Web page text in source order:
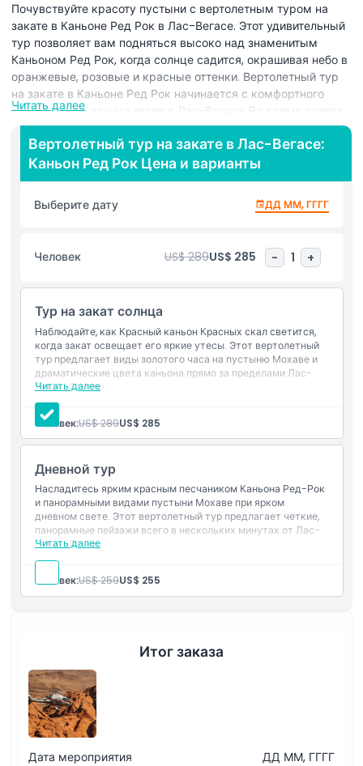
Почувствуйте красоту пустыни с вертолетным туром на
закате в Каньоне Ред Рок в Лас-Вегасе. Этот удивительный
тур позволяет вам подняться высоко над знаменитым
Каньоном Ред Рок, когда солнце садится, окрашивая небо в
оранжевые, розовые и красные оттенки. Вертолетный тур
на закате в Каньоне Ред Рок начинается с комфортного
трансфера из вашего отеля в Лас-Вегасе. Во время полета
над потрясающим Каньоном Ред Рок вы увидите
захватывающие виды пустынного пейзажа, разноцветных
скал и гор, сияющих в закатном свете. Этот вертолетный
рейс идеально подходит для пар, семей и тех, кто хочет
отдохнуть от суеты Лас-Вегас Стрип. Вертолетный тур на
закате в Каньоне Ред Рок дает уникальную возможность
сделать потрясающие фотографии с неба. Это
расслабляющий и незабываемый способ насладиться
сделайте ваше посещение особенно запоминающимся с
этим единственным в жизни полетом на закате.
Основные моменты
Включено
Политика в отношении детей и взрослых
Исключения
Политика отмены
Читать далее
Вертолетный тур на закате в Лас-Вегасе:
Каньон Ред Рок Цена и варианты
Выберите дату ДД ММ, ГГГГ
Человек US$ 289US$ 285 - 1 +
Тур на закат солнца
Наблюдайте, как Красный каньон Красных скал светится,
когда закат освещает его яркие утесы. Этот вертолетный
тур предлагает виды золотого часа на пустыню Мохаве и
драматические цвета каньона прямо за пределами Лас-
Вегас-Стрипа.
Читать далее
Включено
Полёт на закате над Красными скалами
Виды пустыни Мохаве
Трансферы по Стрипу
Человек:US$ 289US$ 285
Дневной тур
Насладитесь ярким красным песчаником Каньона Ред-Рок
и панорамными видами пустыни Мохаве при ярком
дневном свете. Этот вертолетный тур предлагает четкие,
панорамные пейзажи всего в нескольких минутах от Лас-
Вегас-Стрип.
Читать далее
Включено в стоимость
Дневной полет над Ред-Рок
Панорамные виды пустыни
Человек:US$ 259US$ 255
Итог заказа
Дата мероприятия
ДД ММ, ГГГГ